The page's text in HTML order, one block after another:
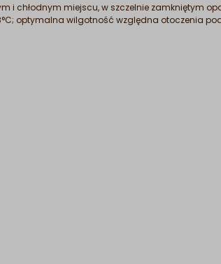
i chłodnym miejscu, w szczelnie zamkniętym
optymalna wilgotność względna otoczenia